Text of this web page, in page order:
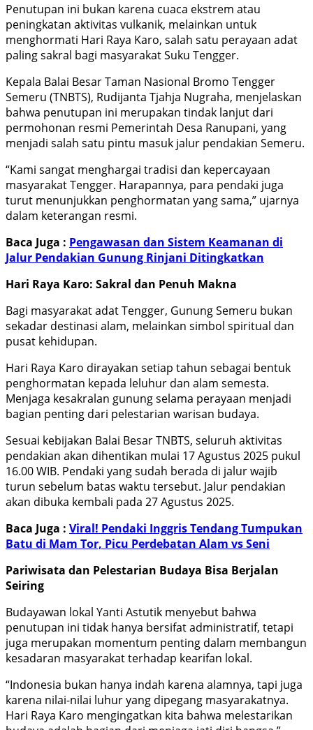
Penutupan ini bukan karena cuaca ekstrem atau
peningkatan aktivitas vulkanik, melainkan untuk
menghormati Hari Raya Karo, salah satu perayaan adat
paling sakral bagi masyarakat Suku Tengger.
Kepala Balai Besar Taman Nasional Bromo Tengger
Semeru (TNBTS), Rudijanta Tjahja Nugraha, menjelaskan
bahwa penutupan ini merupakan tindak lanjut dari
permohonan resmi Pemerintah Desa Ranupani, yang
menjadi salah satu pintu masuk jalur pendakian Semeru.
“Kami sangat menghargai tradisi dan kepercayaan
masyarakat Tengger. Harapannya, para pendaki juga
turut menunjukkan penghormatan yang sama,” ujarnya
dalam keterangan resmi.
Baca Juga : Pengawasan dan Sistem Keamanan di
Jalur Pendakian Gunung Rinjani Ditingkatkan
Hari Raya Karo: Sakral dan Penuh Makna
Bagi masyarakat adat Tengger, Gunung Semeru bukan
sekadar destinasi alam, melainkan simbol spiritual dan
pusat kehidupan.
Hari Raya Karo dirayakan setiap tahun sebagai bentuk
penghormatan kepada leluhur dan alam semesta.
Menjaga kesakralan gunung selama perayaan menjadi
bagian penting dari pelestarian warisan budaya.
Sesuai kebijakan Balai Besar TNBTS, seluruh aktivitas
pendakian akan dihentikan mulai 17 Agustus 2025 pukul
16.00 WIB. Pendaki yang sudah berada di jalur wajib
turun sebelum batas waktu tersebut. Jalur pendakian
akan dibuka kembali pada 27 Agustus 2025.
Baca Juga : Viral! Pendaki Inggris Tendang Tumpukan
Batu di Mam Tor, Picu Perdebatan Alam vs Seni
Pariwisata dan Pelestarian Budaya Bisa Berjalan
Seiring
Budayawan lokal Yanti Astutik menyebut bahwa
penutupan ini tidak hanya bersifat administratif, tetapi
juga merupakan momentum penting dalam membangun
kesadaran masyarakat terhadap kearifan lokal.
“Indonesia bukan hanya indah karena alamnya, tapi juga
karena nilai-nilai luhur yang dipegang masyarakatnya.
Hari Raya Karo mengingatkan kita bahwa melestarikan